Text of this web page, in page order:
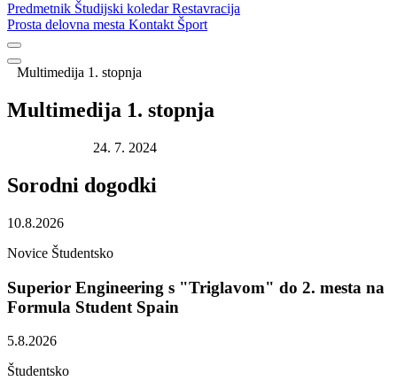
Predmetnik Študijski koledarRestavracija
Prosta delovna mesta Kontakt Šport
Multimedija 1. stopnja
Multimedija 1. stopnja
24. 7. 2024
Sorodni dogodki
10.8.2026
Novice Študentsko
Superior Engineering s "Triglavom" do 2. mesta na
Formula Student Spain
5.8.2026
Študentsko